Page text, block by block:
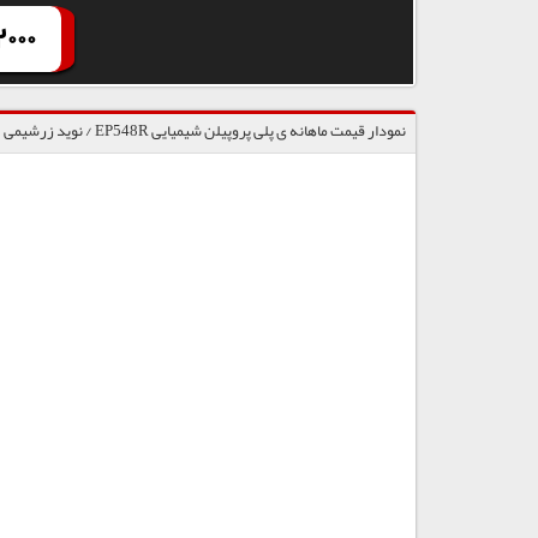
نمودار قیمت ماهانه ی پلی پروپیلن شیمیایی EP548R / نوید زرشیمی